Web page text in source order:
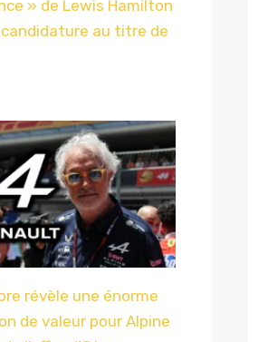
» de Lewis Hamilton
au titre de
révèle une énorme
de valeur pour Alpine